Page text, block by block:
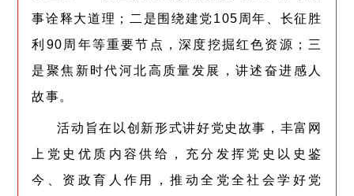
事诠释大道理；二是围绕建党105周年、长征胜
利90周年等重要节点，深度挖掘红色资源；三
是聚焦新时代河北高质量发展，讲述奋进感人
故事。
活动旨在以创新形式讲好党史故事，丰富网
上党史优质内容供给，充分发挥党史以史鉴
今、资政育人作用，推动全党全社会学好党